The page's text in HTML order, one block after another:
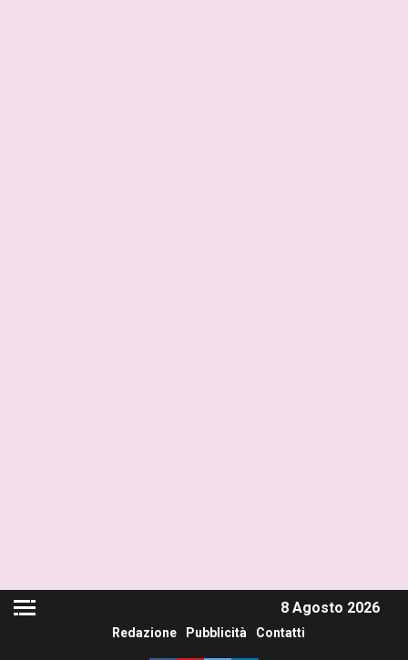
8 Agosto 2026
Redazione Pubblicità Contatti